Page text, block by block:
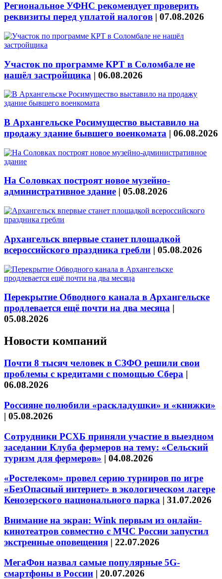
Региональное УФНС рекомендует проверить
реквизиты перед уплатой налогов | 07.08.2026
Участок по программе КРТ в Соломбале не
нашёл застройщика | 06.08.2026
В Архангельске Росимущество выставило на
продажу здание бывшего военкомата | 06.08.2026
На Соловках построят новое музейно-
административное здание | 05.08.2026
Архангельск впервые станет площадкой
всероссийского праздника гребли | 05.08.2026
Перекрытие Обводного канала в Архангельске
продлевается ещё почти на два месяца |
05.08.2026
Новости компаний
Почти 8 тысяч человек в СЗФО решили свои
проблемы с кредитами с помощью Сбера |
06.08.2026
Россияне полюбили «раскладушки» и «книжки»
| 05.08.2026
Сотрудники РСХБ приняли участие в выездном
заседании Клуба фермеров на тему: «Сельский
туризм для фермеров» | 04.08.2026
«Ростелеком» провел серию турниров по игре
«БезОпасный интернет» в экологическом лагере
Кенозерского национального парка | 31.07.2026
Внимание на экран: Wink первым из онлайн-
кинотеатров совместно с МЧС России запустил
экстренные оповещения | 22.07.2026
МегаФон назвал самые популярные 5G-
смартфоны в России | 20.07.2026